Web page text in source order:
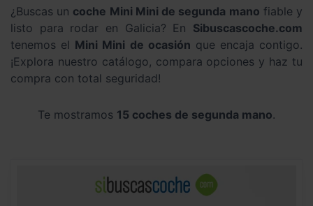
¿Buscas un coche Mini Mini de segunda mano fiable y
listo para rodar en Galicia? En Sibuscascoche.com
tenemos el Mini Mini de ocasión que encaja contigo.
¡Explora nuestro catálogo, compara opciones y haz tu
compra con total seguridad!
Te mostramos 15 coches de segunda mano.